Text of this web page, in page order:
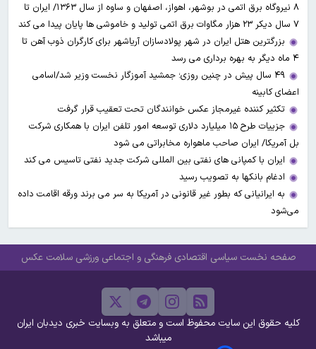
۸ نیروگاه برق اتمی در بوشهر، اهواز، اصفهان و ساوه از سال ۱۳۶۳/ ایران تا
۷ سال دیکر ۲۳ هزار مگاوات برق اتمی تولید و خاموشی ها پایان پیدا می کند
بزرگترین هتل ایران در شهر پولادسازان آریاشهر برای کارگران ذوب آهن تا
۴ ماه دیگر به بهره برداری می رسد
۴۹ سال پیش در چنین روزی؛ جمشید آموزگار نخست وزیر شد/اسامی
اعضای کابینه
تکثیر کننده غیرمجاز عکس خوانندگان تحت تعقیب قرار گرفت
جزییات طرح ۱۵ میلیارد دلاری توسعه امور تلفن ایران با همکاری شرکت
بل آمریکا/ ایران صاحب ماهواره مخابراتی می شود
ایران با کمپانی های نفتی بین المللی شرکت جدید نفتی تاسیس می کند
ادغام بانکها به تصویب رسید
به ایرانیانی که بطور غیر قانونی در آمریکا به سر می برند ورقه اقامت داده
می‌شود
صفحه نخست سیاسی اقتصادی فرهنگی و اجتماعی ورزشی سلامت عکس
کلیه حقوق این سایت محفوظ است و متعلق به وبسایت خبری دیدبان ایران
میباشد